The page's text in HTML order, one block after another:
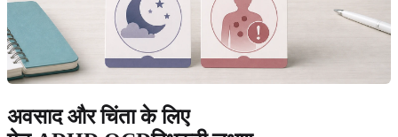
अवसाद और चिंता के लिए